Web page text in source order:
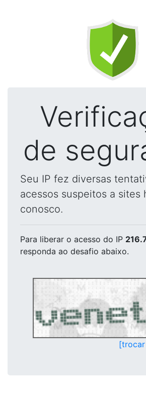
de
Seu IP fez diversas
acessos suspeitos a sites
conosco.
Para liberar o acesso do IP
responda ao desafio abaixo.